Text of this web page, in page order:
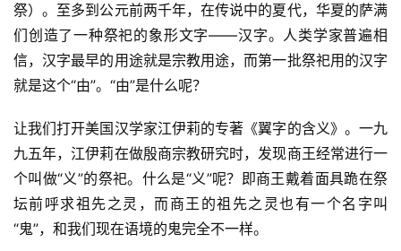
祭）。至多到公元前两千年，在传说中的夏代，华夏的萨满
们创造了一种祭祀的象形文字——汉字。人类学家普遍相
信，汉字最早的用途就是宗教用途，而第一批祭祀用的汉字
就是这个“由”。“由”是什么呢？
让我们打开美国汉学家江伊莉的专著《翼字的含义》。一九
九五年，江伊莉在做殷商宗教研究时，发现商王经常进行一
个叫做“义”的祭祀。什么是“义”呢？即商王戴着面具跪在祭
坛前呼求祖先之灵，而商王的祖先之灵也有一个名字叫
“鬼”，和我们现在语境的鬼完全不一样。